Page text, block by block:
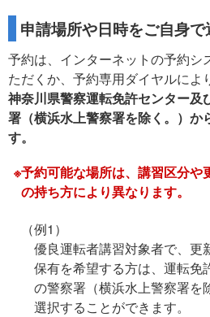
申請場所や日時をご自身で
予約は、インターネットの予約シ
ただくか、予約専用ダイヤルによ
神奈川県警察運転免許センター及
署（横浜水上警察署を除く。）か
す。
予約可能な場所は、講習区分や
の持ち方により異なります。
（例1）
優良運転者講習対象者で、更
保有を希望する方は、運転免
の警察署（横浜水上警察署を
選択することができます。